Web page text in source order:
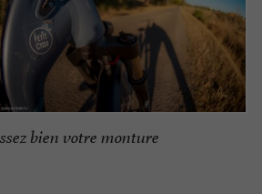
bien votre monture